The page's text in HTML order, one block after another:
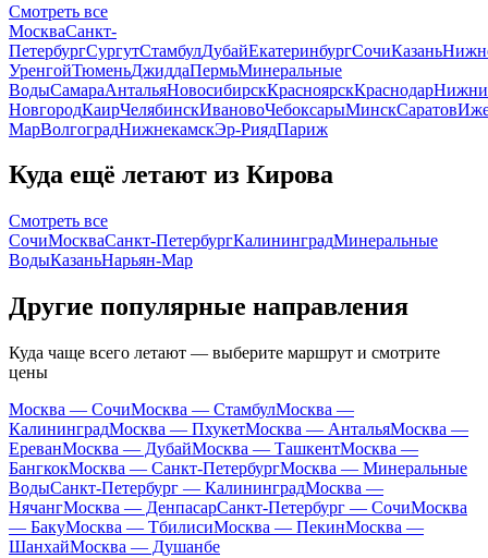
Смотреть все
МоскваСанкт-
ПетербургСургутСтамбулДубайЕкатеринбургСочиКазань
УренгойТюменьДжиддаПермьМинеральные
ВодыСамараАнтальяНовосибирскКрасноярскКраснодар
НовгородКаирЧелябинскИвановоЧебоксарыМинскСаратов
МарВолгоградНижнекамскЭр-РиядПариж
Куда ещё летают из Кирова
Смотреть все
СочиМоскваСанкт-ПетербургКалининградМинеральные
ВодыКазаньНарьян-Мар
Другие популярные направления
Куда чаще всего летают — выберите маршрут и смотрите
цены
Москва — СочиМосква — СтамбулМосква —
КалининградМосква — ПхукетМосква — АнтальяМосква —
ЕреванМосква — ДубайМосква — ТашкентМосква —
БангкокМосква — Санкт-ПетербургМосква — Минеральные
ВодыСанкт-Петербург — КалининградМосква —
НячангМосква — ДенпасарСанкт-Петербург — СочиМосква
— БакуМосква — ТбилисиМосква — ПекинМосква —
ШанхайМосква — Душанбе